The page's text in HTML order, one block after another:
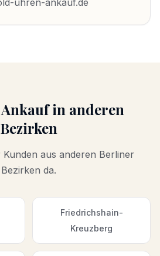
uhren-ankauf.de
in anderen
Bezirken
aus anderen Berliner
Bezirken da.
Friedrichshain-
Kreuzberg